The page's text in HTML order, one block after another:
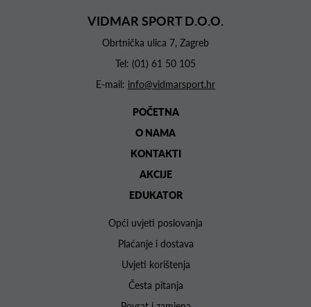
VIDMAR SPORT D.O.O.
Obrtnička ulica 7, Zagreb
Tel: (01) 61 50 105
E-mail: info@vidmarsport.hr
POČETNA
O NAMA
KONTAKTI
AKCIJE
EDUKATOR
Opći uvjeti poslovanja
Plaćanje i dostava
Uvjeti korištenja
Česta pitanja